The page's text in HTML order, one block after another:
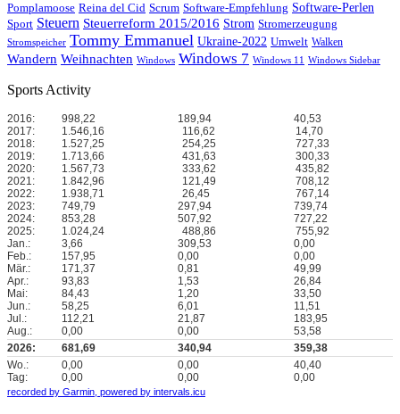
Pomplamoose Reina del Cid Scrum Software-Empfehlung Software-Perlen
Sport Steuern Steuerreform 2015/2016 Strom Stromerzeugung
Stromspeicher Tommy Emmanuel Ukraine-2022 Umwelt Walken
Wandern Weihnachten Windows Windows 7 Windows 11 Windows Sidebar
Sports Activity
2016: 998,22 189,94
40,53
2017:
1.546,16 116,62
14,70
2018:
1.527,25 254,25
727,33
2019:
1.713,66 431,63
300,33
2020:
1.567,73 333,62
435,82
2021:
1.842,96 121,49
708,12
2022:
1.938,71 26,45
767,14
2023:
749,79 297,94
739,74
2024:
853,28 507,92
727,22
2025:
1.024,24 488,86
755,92
Jan.:
3,66 309,53
0,00
Feb.:
157,95 0,00
0,00
Mär.:
171,37 0,81
49,99
Apr.:
93,83 1,53
26,84
Mai:
84,43 1,20
33,50
Jun.:
58,25 6,01
11,51
Jul.:
112,21 21,87
183,95
Aug.:
0,00 0,00
53,58
2026:
681,69 340,94
359,38
Wo.:
0,00 0,00
40,40
Tag:
0,00 0,00 0,00
recorded by Garmin, powered by intervals.icu